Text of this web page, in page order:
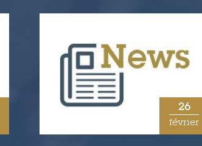
26
février